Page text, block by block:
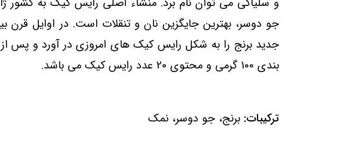
جو دوسر، بهترین جایگزین نان و تنقلات است. در اوایل قرن
جدید برنج را به شکل رایس کیک های امروزی در آورد و پس
بندی 100 گرمی و محتوی 20 عدد رایس کیک می باشد.
ترکیبات: برنج، جو دوسر، نمک